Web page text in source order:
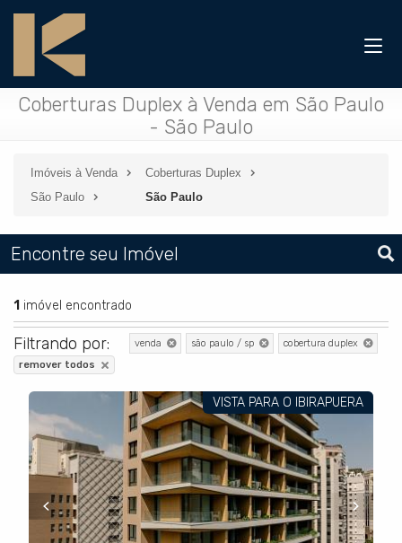
Coberturas Duplex à Venda em São Paulo
- São Paulo
Imóveis à Venda
Coberturas Duplex
São Paulo
São Paulo
Encontre seu Imóvel
1 imóvel encontrado
Filtrando por: venda são paulo / sp
cobertura duplex
remover todos
VISTA PARA O IBIRAPUERA